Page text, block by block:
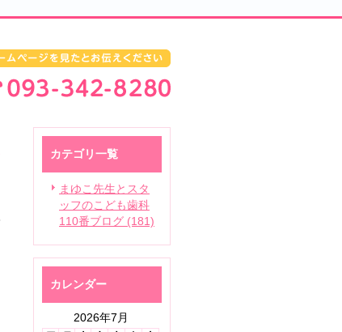
カテゴリ一覧
まゆこ先生とスタ
ッフのこども歯科
110番ブログ (181)
カレンダー
2026年7月